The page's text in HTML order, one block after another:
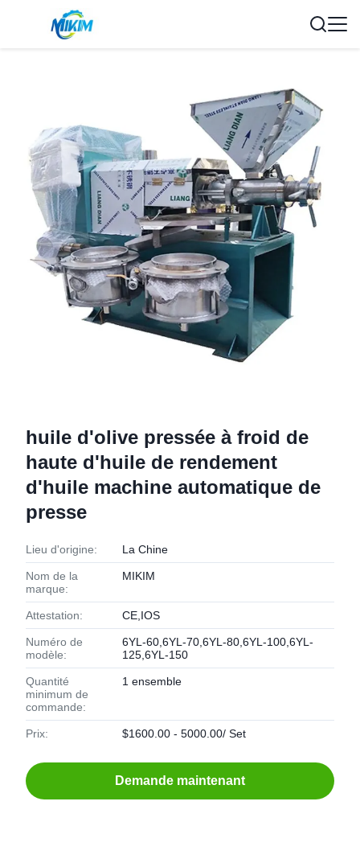
huile d'olive pressée à froid de
haute d'huile de rendement
d'huile machine automatique de
presse
Lieu d'origine: La Chine
Nom de la
marque:
MIKIM
Attestation: CE,IOS
Numéro de
modèle:
6YL-60,6YL-70,6YL-80,6YL-100,6YL-
125,6YL-150
Quantité
minimum de
commande:
1 ensemble
Prix: $1600.00 - 5000.00/ Set
Demande maintenant